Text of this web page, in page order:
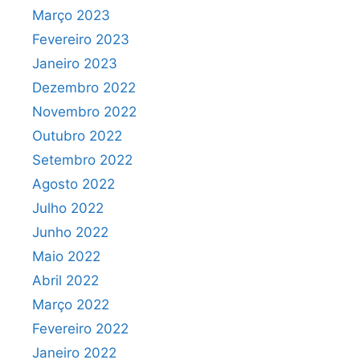
Março 2023
Fevereiro 2023
Janeiro 2023
Dezembro 2022
Novembro 2022
Outubro 2022
Setembro 2022
Agosto 2022
Julho 2022
Junho 2022
Maio 2022
Abril 2022
Março 2022
Fevereiro 2022
Janeiro 2022